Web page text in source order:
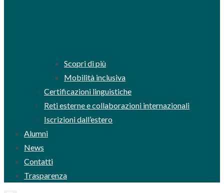
Scopri di più
Mobilità inclusiva
Certificazioni linguistiche
Reti esterne e collaborazioni internazionali
Iscrizioni dall’estero
Alumni
News
Contatti
Trasparenza